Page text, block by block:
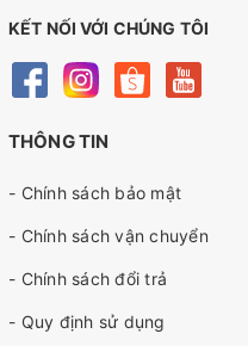
KẾT NỐI VỚI CHÚNG TÔI
THÔNG TIN
- Chính sách bảo mật
- Chính sách vận chuyển
- Chính sách đổi trả
- Quy định sử dụng